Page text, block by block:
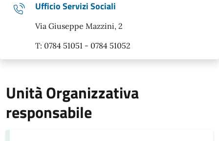
Ufficio Servizi Sociali
Via Giuseppe Mazzini, 2
T: 0784 51051 - 0784 51052
Unità Organizzativa
responsabile